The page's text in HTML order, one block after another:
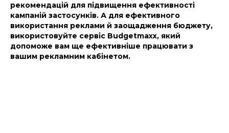
рекомендацій для підвищення ефективності
кампаній застосунків. А для ефективного
використання реклами й заощадження бюджету,
використовуйте сервіс Budgetmaxx, який
допоможе вам ще ефективніше працювати з
вашим рекламним кабінетом.